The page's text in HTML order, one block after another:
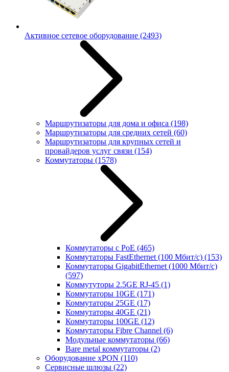
Активное сетевое оборудование (2493)
Маршрутизаторы для дома и офиса (198)
Маршрутизаторы для средних сетей (60)
Маршрутизаторы для крупных сетей и
провайдеров услуг связи (154)
Коммутаторы (1578)
Коммутаторы с PoE (465)
Коммутаторы FastEthernet (100 Мбит/с) (153)
Коммутаторы GigabitEthernet (1000 Мбит/с)
(597)
Коммутуторы 2.5GE RJ-45 (1)
Коммутаторы 10GE (171)
Коммутаторы 25GE (17)
Коммутаторы 40GE (21)
Коммутаторы 100GE (12)
Коммутаторы Fibre Channel (6)
Модульные коммутаторы (66)
Bare metal коммутаторы (2)
Оборудование xPON (110)
Сервисные шлюзы (22)